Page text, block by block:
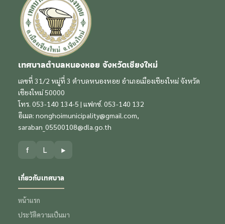
เทศบาลตำบลหนองหอย จังหวัดเชียงใหม่
เลขที่ 31/2 หมู่ที่ 3 ตำบลหนองหอย อำเภอเมืองเชียงใหม่ จังหวัด
เชียงใหม่ 50000
โทร. 053-140 134-5 | แฟกซ์. 053-140 132
อีเมล: nonghoimunicipality@gmail.com
saraban_05500108@dla.go.th
f L ▶
เกี่ยวกับเทศบาล
หน้าแรก
ประวัติความเป็นมา